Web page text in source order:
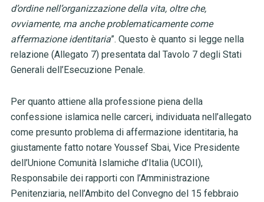
d’ordine nell’organizzazione della vita, oltre che,
ovviamente, ma anche problematicamente come
affermazione identitaria”. Questo è quanto si legge nella
relazione (Allegato 7) presentata dal Tavolo 7 degli Stati
Generali dell’Esecuzione Penale.
Per quanto attiene alla professione piena della
confessione islamica nelle carceri, individuata nell’allegato
come presunto problema di affermazione identitaria, ha
giustamente fatto notare Youssef Sbai, Vice Presidente
dell’Unione Comunità Islamiche d’Italia (UCOII),
Responsabile dei rapporti con l’Amministrazione
Penitenziaria, nell’Ambito del Convegno del 15 febbraio